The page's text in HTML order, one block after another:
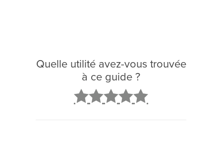
Quelle utilité avez-vous trouvée
à ce guide ?